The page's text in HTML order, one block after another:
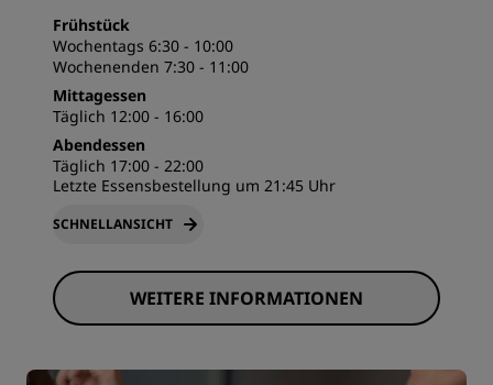
Frühstück
Wochentags 6:30 - 10:00
Wochenenden 7:30 - 11:00
Mittagessen
Täglich 12:00 - 16:00
Abendessen
Täglich 17:00 - 22:00
Letzte Essensbestellung um 21:45 Uhr
SCHNELLANSICHT
WEITERE INFORMATIONEN